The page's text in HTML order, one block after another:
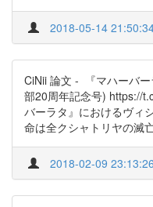
2018-05-14
CiNii 論文 - 『マハーバ
部20周年記念号) https://
バーラタ』におけるヴィ
命は全クシャトリヤの滅
2018-02-09 23:13:26